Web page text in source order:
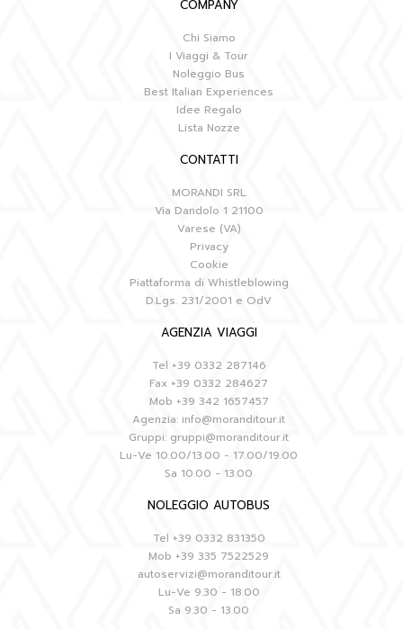
COMPANY
Chi Siamo
I Viaggi & Tour
Noleggio Bus
Best Italian Experiences
Idee Regalo
Lista Nozze
CONTATTI
MORANDI SRL
Via Dandolo 1 21100
Varese (VA)
Privacy
Cookie
Piattaforma di Whistleblowing
D.Lgs. 231/2001 e OdV
AGENZIA VIAGGI
Tel +39 0332 287146
Fax +39 0332 284627
Mob +39 342 1657457
Agenzia: info@moranditour.it
Gruppi: gruppi@moranditour.it
Lu-Ve 10.00/13.00 - 17.00/19.00
Sa 10.00 - 13.00
NOLEGGIO AUTOBUS
Tel +39 0332 831350
Mob +39 335 7522529
autoservizi@moranditour.it
Lu-Ve 9.30 - 18.00
Sa 9.30 - 13.00